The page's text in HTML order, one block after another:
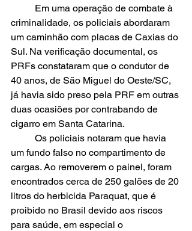
criminalidade, os policiais abordaram
um caminhão com placas de Caxias do
Sul. Na verificação documental, os
PRFs constataram que o condutor de
40 anos, de São Miguel do Oeste/SC,
já havia sido preso pela PRF em outras
duas ocasiões por contrabando de
cigarro em Santa Catarina.
um fundo falso no compartimento de
cargas. Ao removerem o painel, foram
encontrados cerca de 250 galões de 20
litros do herbicida Paraquat, que é
proibido no Brasil devido aos riscos
para saúde, em especial o